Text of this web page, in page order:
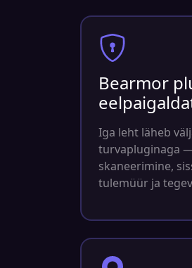
Bearmor
Iga leht läheb
turvapluginaga
skaneerimine,
tulemüür ja